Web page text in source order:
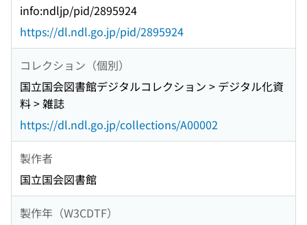
info:ndljp/pid/2895924
https://dl.ndl.go.jp/pid/2895924
コレクション（個別）
国立国会図書館デジタルコレクション > デジタル化資
料 > 雑誌
https://dl.ndl.go.jp/collections/A00002
製作者
国立国会図書館
製作年（W3CDTF）